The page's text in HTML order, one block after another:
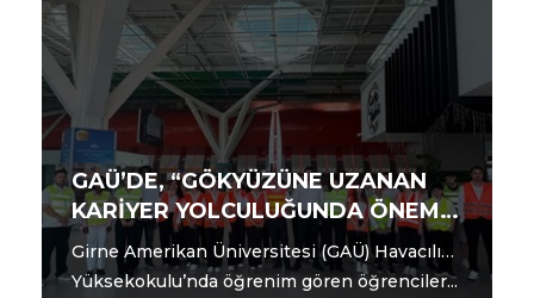
GAÜ’DE, “GÖKYÜZÜNE UZANAN
KARİYER YOLCULUĞUNDA ÖNEMLİ
BİR ADIM DAHA”
Girne Amerikan Üniversitesi (GAÜ) Havacılık
Yüksekokulu’nda öğrenim gören öğrenciler...